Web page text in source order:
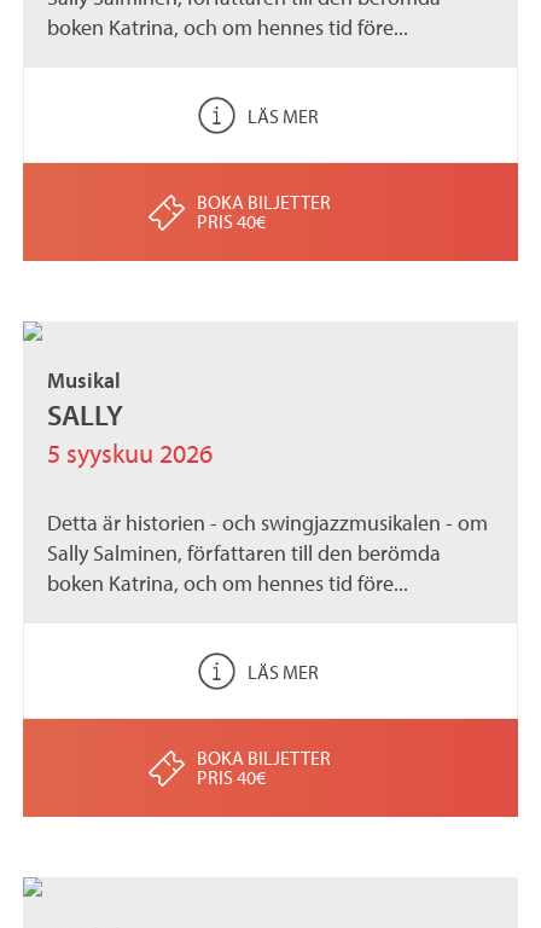
boken Katrina, och om hennes tid före...
LÄS MER
BOKA BILJETTER
PRIS 40€
Musikal
SALLY
5 syyskuu 2026
Detta är historien - och swingjazzmusikalen - om
Sally Salminen, författaren till den berömda
boken Katrina, och om hennes tid före...
LÄS MER
BOKA BILJETTER
PRIS 40€